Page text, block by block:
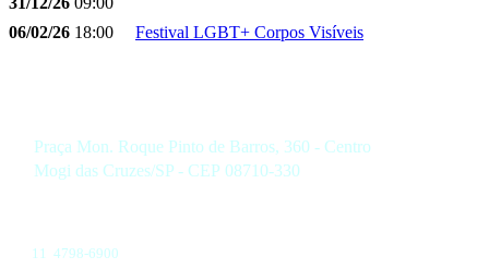
06/02/26 18:00 Festival LGBT+ Corpos Visíveis
Praça Mon. Roque Pinto de Barros, 360 - Centro
Mogi das Cruzes/SP - CEP 08710-330
11 4798-6900